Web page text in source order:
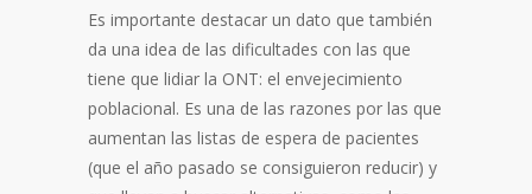
Es importante destacar un dato que también
da una idea de las dificultades con las que
tiene que lidiar la ONT: el envejecimiento
poblacional. Es una de las razones por las que
aumentan las listas de espera de pacientes
(que el año pasado se consiguieron reducir) y